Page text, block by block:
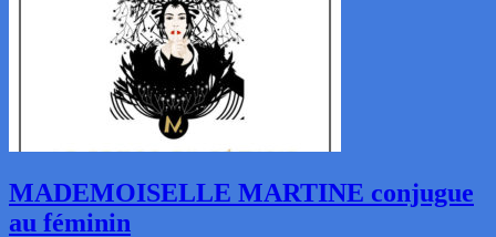
MADEMOISELLE MARTINE conjugue
au féminin